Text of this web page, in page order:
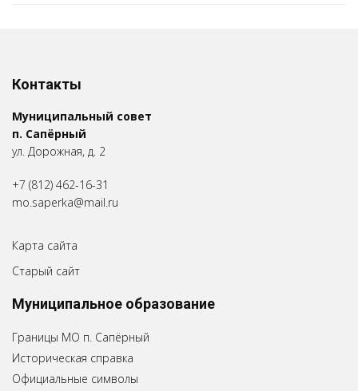
Контакты
Муниципальный совет
п. Сапёрный
ул. Дорожная, д. 2
+7 (812) 462-16-31
mo.saperka@mail.ru
Карта сайта
Старый сайт
Муниципальное образование
Границы МО п. Сапёрный
Историческая справка
Официальные символы